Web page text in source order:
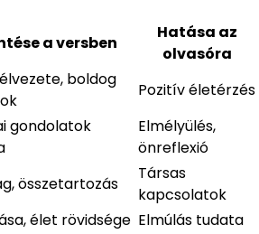
a versben
Hatása az
olvasóra
boldog
Pozitív életérzés
gondolatok
Elmélyülés,
önreflexió
összetartozás
Társas
kapcsolatok
élet rövidsége Elmúlás tudata